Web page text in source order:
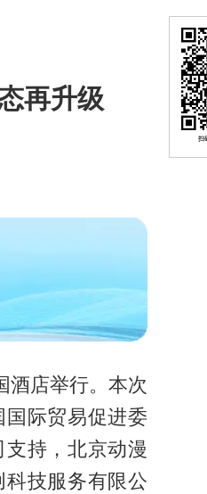
再升级
酒店举行。本次
际贸易促进委
持，北京动漫
技服务有限公
扫